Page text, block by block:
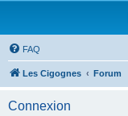
FAQ
Les Cigognes Forum
Connexion